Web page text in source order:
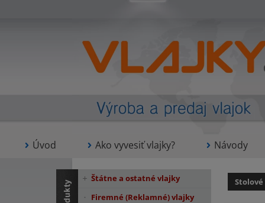
Úvod Ako vyvesiť vlajky? Návody
Štátne a ostatné vlajky
Firemné (Reklamné) vlajky